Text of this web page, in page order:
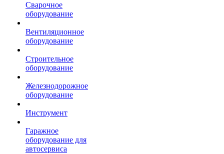
Сварочное
оборудование
Вентиляционное
оборудование
Строительное
оборудование
Железнодорожное
оборудование
Инструмент
Гаражное
оборудование для
автосервиса